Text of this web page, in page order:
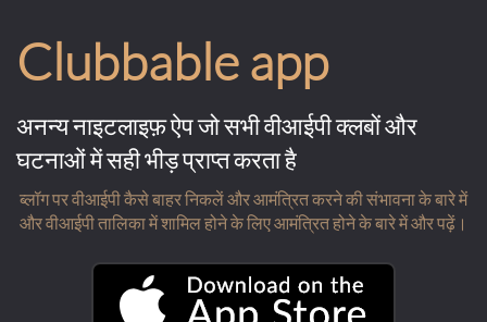
Clubbable app
अनन्य नाइटलाइफ़ ऐप जो सभी वीआईपी क्लबों और
घटनाओं में सही भीड़ प्राप्त करता है
ब्लॉग पर वीआईपी कैसे बाहर निकलें और आमंत्रित करने की संभावना के बारे में
और वीआईपी तालिका में शामिल होने के लिए आमंत्रित होने के बारे में और पढ़ें।